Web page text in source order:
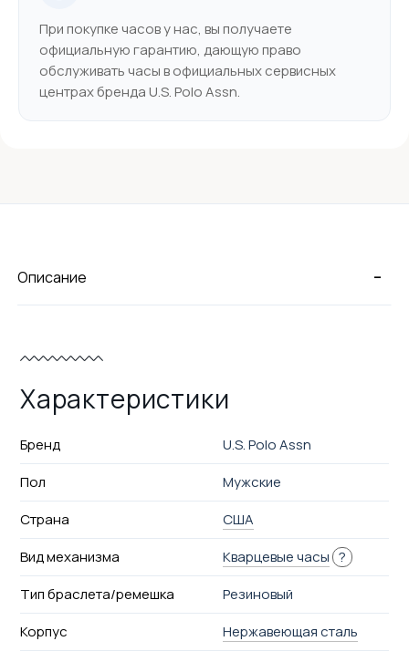
При покупке часов у нас, вы получаете
официальную гарантию, дающую право
обслуживать часы в официальных сервисных
центрах бренда U.S. Polo Assn.
-
Описание
Характеристики
Бренд
U.S. Polo Assn
Пол
Мужские
Страна
США
Вид механизма
Кварцевые часы ?
Тип браслета/ремешка
Резиновый
Корпус
Нержавеющая сталь